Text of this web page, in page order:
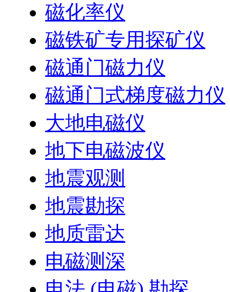
磁化率仪
磁铁矿专用探矿仪
磁通门磁力仪
磁通门式梯度磁力仪
大地电磁仪
地下电磁波仪
地震观测
地震勘探
地质雷达
电磁测深